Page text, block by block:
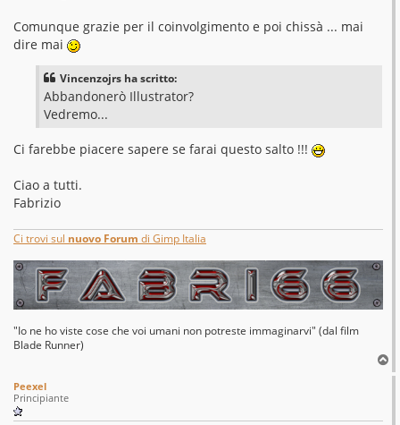
Comunque grazie per il coinvolgimento e poi chissà ... mai
dire mai
Vincenzojrs ha scritto:
Abbandonerò Illustrator?
Vedremo...
Ci farebbe piacere sapere se farai questo salto !!!
Ciao a tutti.
Fabrizio
Ci trovi sul nuovo Forum di Gimp Italia
"Io ne ho viste cose che voi umani non potreste immaginarvi" (dal film
Blade Runner)
o
Peexel
Principiante